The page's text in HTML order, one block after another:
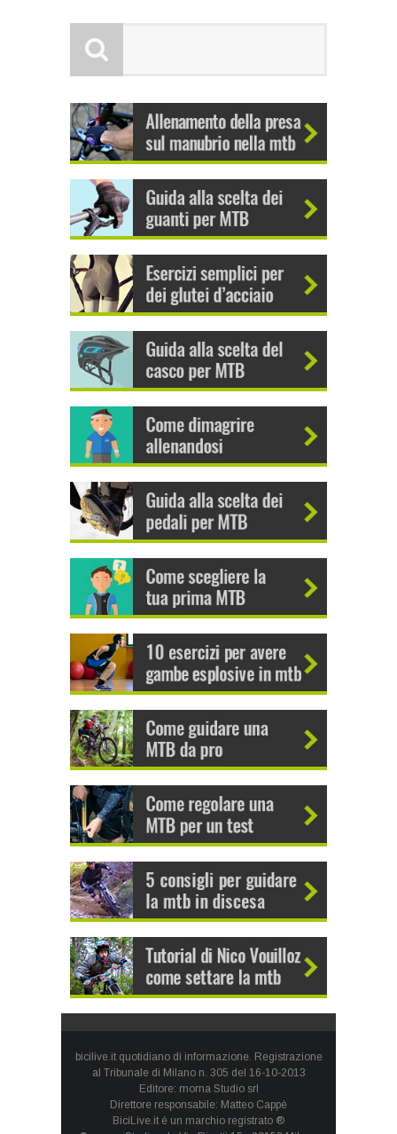
bicilive.it quotidiano di informazione. Registrazione
al Tribunale di Milano n. 305 del 16-10-2013
Editore: moma Studio srl
Direttore responsabile: Matteo Cappè
BiciLive.it è un marchio registrato ®